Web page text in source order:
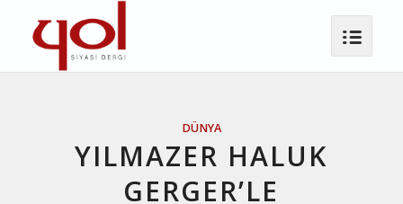
DÜNYA
YILMAZER HALUK
GERGER’LE